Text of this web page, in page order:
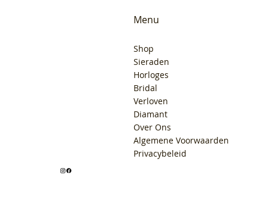
Menu
Shop
Sieraden
Horloges
Bridal
Verloven
Diamant
Over Ons
Algemene Voorwaarden
Privacybeleid